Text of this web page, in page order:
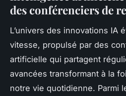
des conférenciers de
L’univers des innovations IA
vitesse, propulsé par des
artificielle qui partagent
avancées transformant à la
notre vie quotidienne. Parmi